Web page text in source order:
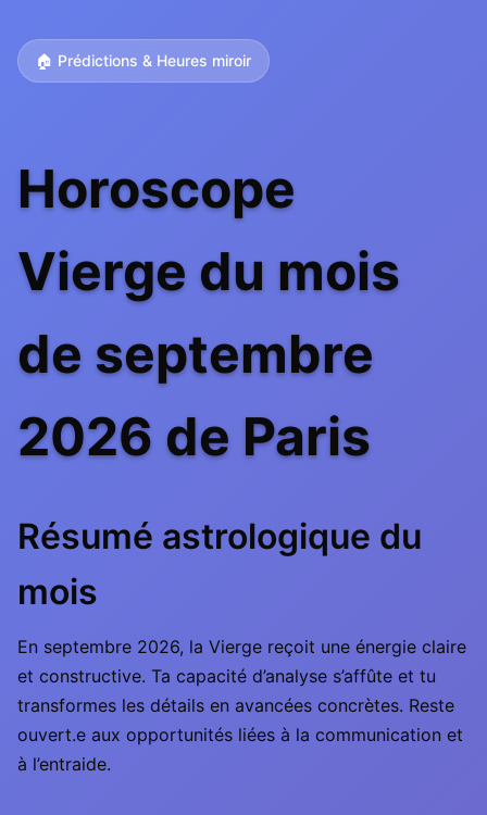
🏠 Prédictions & Heures miroir
Horoscope
Vierge du mois
de septembre
2026 de Paris
Résumé astrologique du
mois
En septembre 2026, la Vierge reçoit une énergie claire
et constructive. Ta capacité d’analyse s’affûte et tu
transformes les détails en avancées concrètes. Reste
ouvert.e aux opportunités liées à la communication et
à l’entraide.